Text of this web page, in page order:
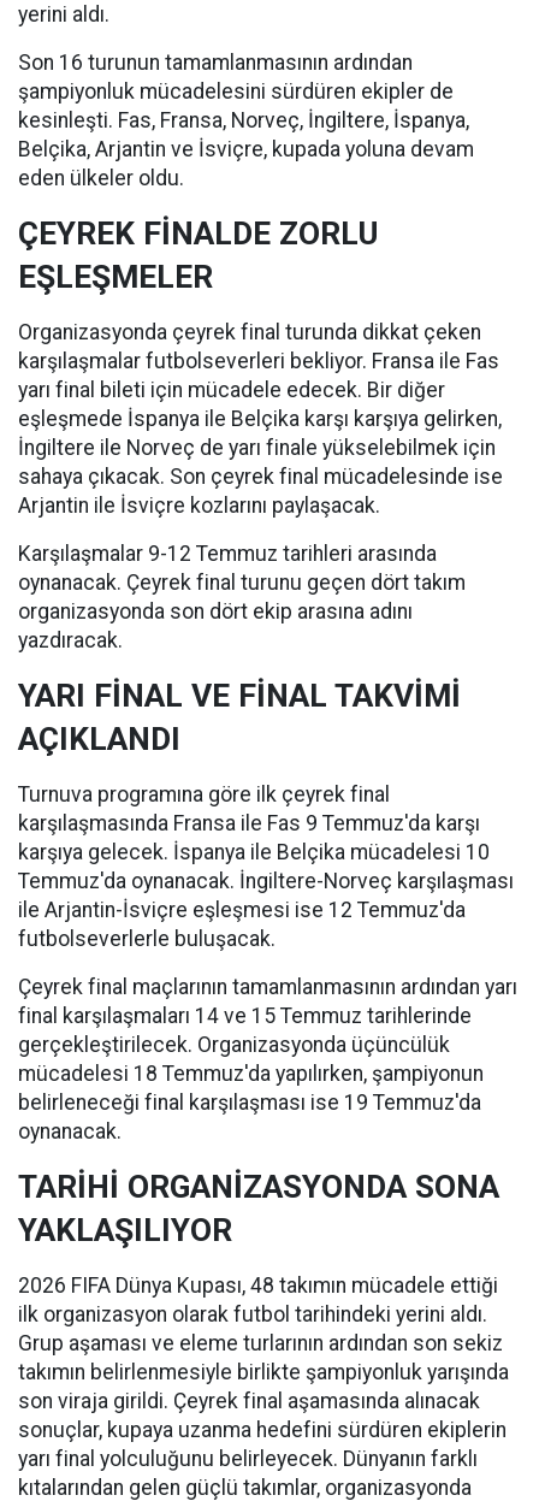
yerini aldı.
Son 16 turunun tamamlanmasının ardından
şampiyonluk mücadelesini sürdüren ekipler de
kesinleşti. Fas, Fransa, Norveç, İngiltere, İspanya,
Belçika, Arjantin ve İsviçre, kupada yoluna devam
eden ülkeler oldu.
ÇEYREK FİNALDE ZORLU
EŞLEŞMELER
Organizasyonda çeyrek final turunda dikkat çeken
karşılaşmalar futbolseverleri bekliyor. Fransa ile Fas
yarı final bileti için mücadele edecek. Bir diğer
eşleşmede İspanya ile Belçika karşı karşıya gelirken,
İngiltere ile Norveç de yarı finale yükselebilmek için
sahaya çıkacak. Son çeyrek final mücadelesinde ise
Arjantin ile İsviçre kozlarını paylaşacak.
Karşılaşmalar 9-12 Temmuz tarihleri arasında
oynanacak. Çeyrek final turunu geçen dört takım
organizasyonda son dört ekip arasına adını
yazdıracak.
YARI FİNAL VE FİNAL TAKVİMİ
AÇIKLANDI
Turnuva programına göre ilk çeyrek final
karşılaşmasında Fransa ile Fas 9 Temmuz'da karşı
karşıya gelecek. İspanya ile Belçika mücadelesi 10
Temmuz'da oynanacak. İngiltere-Norveç karşılaşması
ile Arjantin-İsviçre eşleşmesi ise 12 Temmuz'da
futbolseverlerle buluşacak.
Çeyrek final maçlarının tamamlanmasının ardından yarı
final karşılaşmaları 14 ve 15 Temmuz tarihlerinde
gerçekleştirilecek. Organizasyonda üçüncülük
mücadelesi 18 Temmuz'da yapılırken, şampiyonun
belirleneceği final karşılaşması ise 19 Temmuz'da
oynanacak.
TARİHİ ORGANİZASYONDA SONA
YAKLAŞILIYOR
2026 FIFA Dünya Kupası, 48 takımın mücadele ettiği
ilk organizasyon olarak futbol tarihindeki yerini aldı.
Grup aşaması ve eleme turlarının ardından son sekiz
takımın belirlenmesiyle birlikte şampiyonluk yarışında
son viraja girildi. Çeyrek final aşamasında alınacak
sonuçlar, kupaya uzanma hedefini sürdüren ekiplerin
yarı final yolculuğunu belirleyecek. Dünyanın farklı
kıtalarından gelen güçlü takımlar, organizasyonda